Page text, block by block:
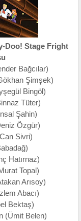
Doo! Stage Fright
Bağcılar)
Şimşek)
Bingöl)
Tüter)
Şahin)
Özgür)
Sivri)
Hatırnaz)
Topal)
Arısoy)
Abacı)
Bektaş)
(Ümit Belen)